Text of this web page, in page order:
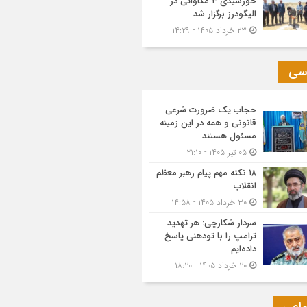
الیگودرز برگزار شد
حجاب یک ضرورت شرعی
قانونی و همه در این زمینه
مسئول هستند
۱۸ نکته مهم پیام رهبر معظم
انقلاب
سردار شکارچی: هر تهدید
ترامپ را با تودهنی پاسخ
داده‌ایم